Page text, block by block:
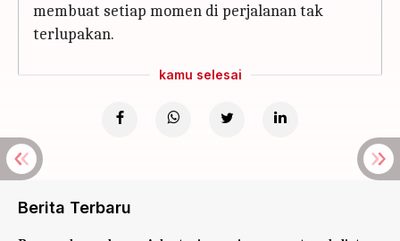
membuat setiap momen di perjalanan tak
terlupakan.
kamu selesai
Berita Terbaru